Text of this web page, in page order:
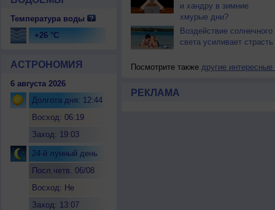
Температура воды
+26 °C
АСТРОНОМИЯ
6 августа 2026
Долгота дня: 12:44
Восход: 06:19
Заход: 19:03
24-й лунный день
Посл.четв. 06/08
Восход: Не
Заход: 13:07
и хандру в зимние
хмурые дни?
Воздействие солнечного
света усиливает страсть
Посмотрите также другие интересные
РЕКЛАМА